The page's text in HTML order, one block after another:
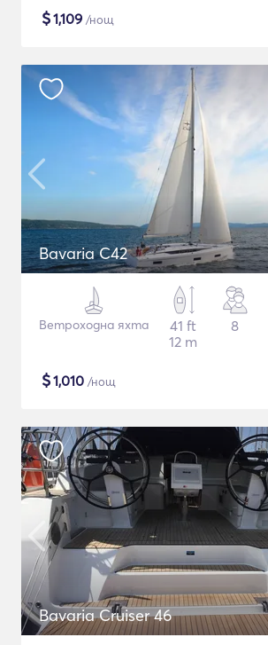
$1,109 /нощ
Bavaria C42
Ветроходна яхта
41 ft
12 m
8
$1,010 /нощ
Bavaria Cruiser 46